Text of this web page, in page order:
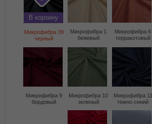
В корзину
Микрофибра 39
черный
Микрофибра 1
бежевый
Микрофибра 6
терракотовый
Микрофибра 9
бордовый
Микрофибра 10
зеленый
Микрофибра 11
темно синий